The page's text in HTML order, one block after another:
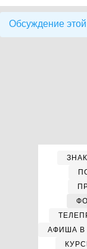
Обсуждение
АФИША В